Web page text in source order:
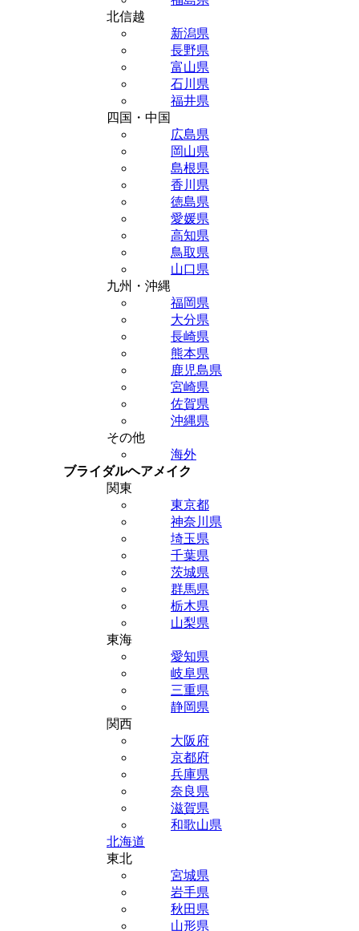
北信越
新潟県
長野県
富山県
石川県
福井県
四国・中国
広島県
岡山県
島根県
香川県
徳島県
愛媛県
高知県
鳥取県
山口県
九州・沖縄
福岡県
大分県
長崎県
熊本県
鹿児島県
宮崎県
佐賀県
沖縄県
その他
海外
ブライダルヘアメイク
関東
東京都
神奈川県
埼玉県
千葉県
茨城県
群馬県
栃木県
山梨県
東海
愛知県
岐阜県
三重県
静岡県
関西
大阪府
京都府
兵庫県
奈良県
滋賀県
和歌山県
北海道
東北
宮城県
岩手県
秋田県
山形県